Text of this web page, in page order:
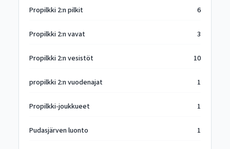
Propilkki 2:n pilkit 6
Propilkki 2:n vavat 3
Propilkki 2:n vesistöt 10
propilkki 2:n vuodenajat 1
Propilkki-joukkueet 1
Pudasjärven luonto 1